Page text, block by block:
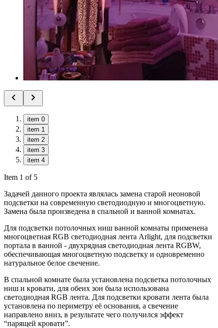
item 0
item 1
item 2
item 3
item 4
Item 1 of 5
Задачей данного проекта являлась замена старой неоновой
подсветки на современную светодиодную и многоцветную.
Замена была произведена в спальной и ванной комнатах.
Для подсветки потолочных ниш ванной комнаты применена
многоцветная RGB светодиодная лента Arlight, для подсветки
портала в ванной - двухрядная светодиодная лента RGBW,
обеспечивающая многоцветную подсветку и одновременно
натуральное белое свечение.
В спальной комнате была установлена подсветка потолочных
ниш и кровати, для обеих зон была использована
светодиодная RGB лента. Для подсветки кровати лента была
установлена по периметру её основания, а свечение
направлено вниз, в результате чего получился эффект
“парящей кровати”.